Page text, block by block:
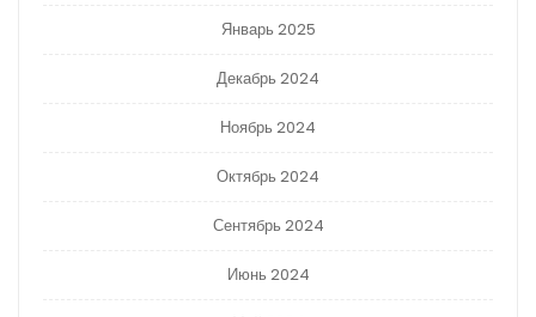
Январь 2025
Декабрь 2024
Ноябрь 2024
Октябрь 2024
Сентябрь 2024
Июнь 2024